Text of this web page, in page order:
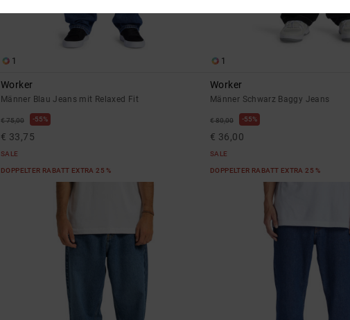
1
Worker
Männer Blau Jeans mit Relaxed Fit
€ 75,00 55%
€ 33,75
SALE
DOPPELTER RABATT EXTRA 25 %
1
Worker
Männer Schwarz Baggy Jeans
€ 80,00 55%
€ 36,00
SALE
DOPPELTER RABATT EXTRA 25 %